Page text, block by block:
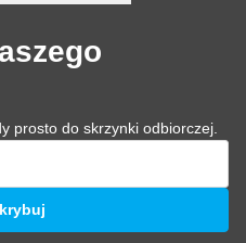
prosto do skrzynki odbiorczej.